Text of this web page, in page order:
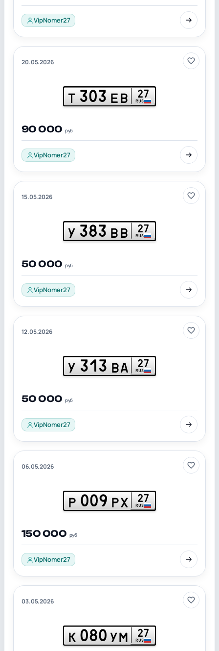
VipNomer27
20.05.2026
Т 303 ЕВ 27
RUS
90 000 руб
VipNomer27
15.05.2026
У 383 ВВ 27
RUS
50 000 руб
VipNomer27
12.05.2026
У 313 ВА 27
RUS
50 000 руб
VipNomer27
06.05.2026
Р 009 РХ 27
RUS
150 000 руб
VipNomer27
03.05.2026
К 080УМ 27
RUS